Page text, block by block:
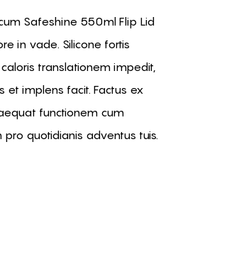
Safeshine 550ml Flip Lid
in vade. Silicone fortis
translationem impedit,
et implens facit. Factus ex
functionem cum
quotidianis adventus tuis.